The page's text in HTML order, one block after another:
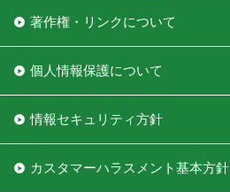
著作権・リンクについて
個人情報保護について
情報セキュリティ方針
カスタマーハラスメント基本方針